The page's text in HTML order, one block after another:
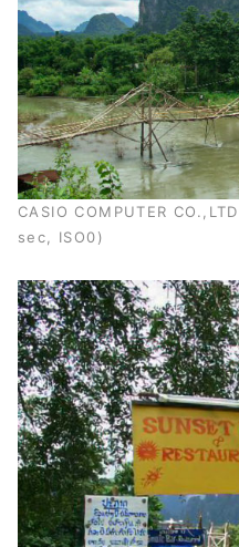
CASIO COMPUTER
sec, ISO0)